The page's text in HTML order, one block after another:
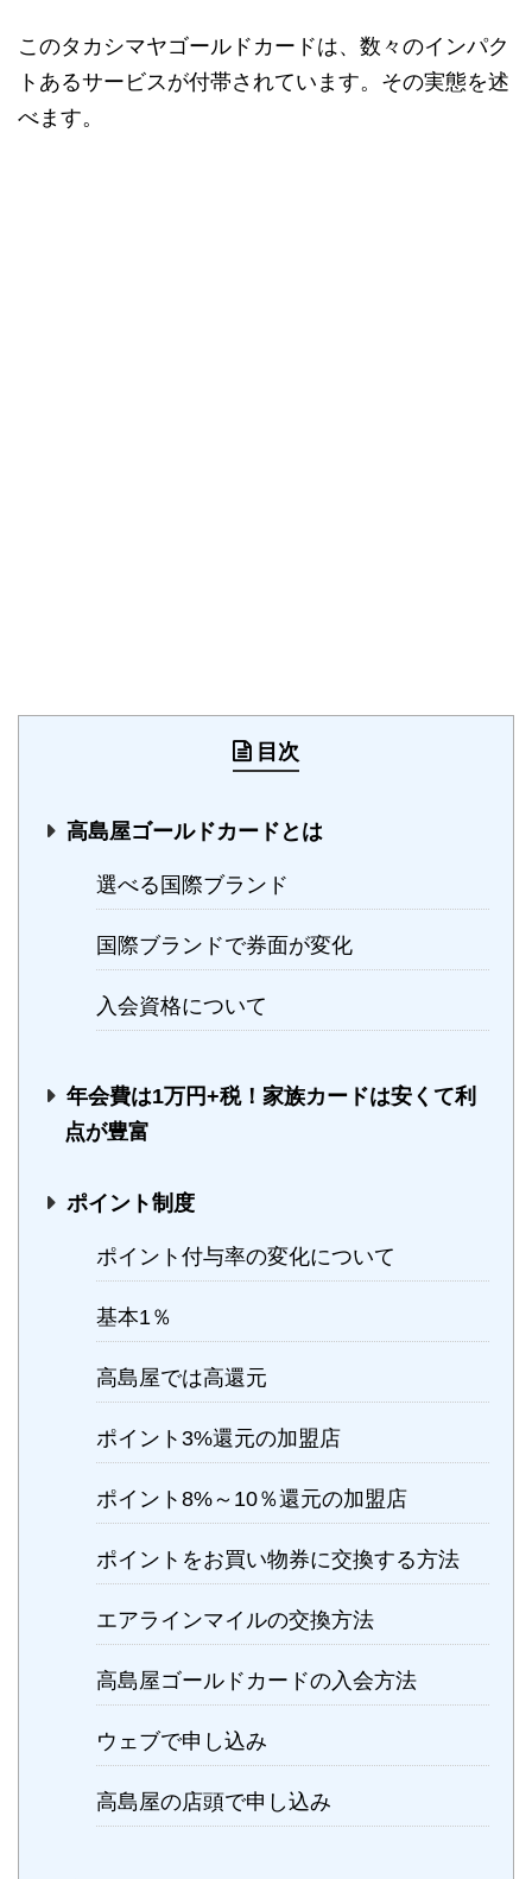
このタカシマヤゴールドカードは、数々のインパク
トあるサービスが付帯されています。その実態を述
べます。
目次
高島屋ゴールドカードとは
選べる国際ブランド
国際ブランドで券面が変化
入会資格について
年会費は1万円+税！家族カードは安くて利
点が豊富
ポイント制度
ポイント付与率の変化について
基本1％
高島屋では高還元
ポイント3%還元の加盟店
ポイント8%～10％還元の加盟店
ポイントをお買い物券に交換する方法
エアラインマイルの交換方法
高島屋ゴールドカードの入会方法
ウェブで申し込み
高島屋の店頭で申し込み